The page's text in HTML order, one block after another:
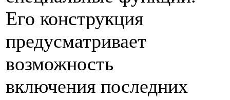
Его конструкция
предусматривает
возможность
включения последних